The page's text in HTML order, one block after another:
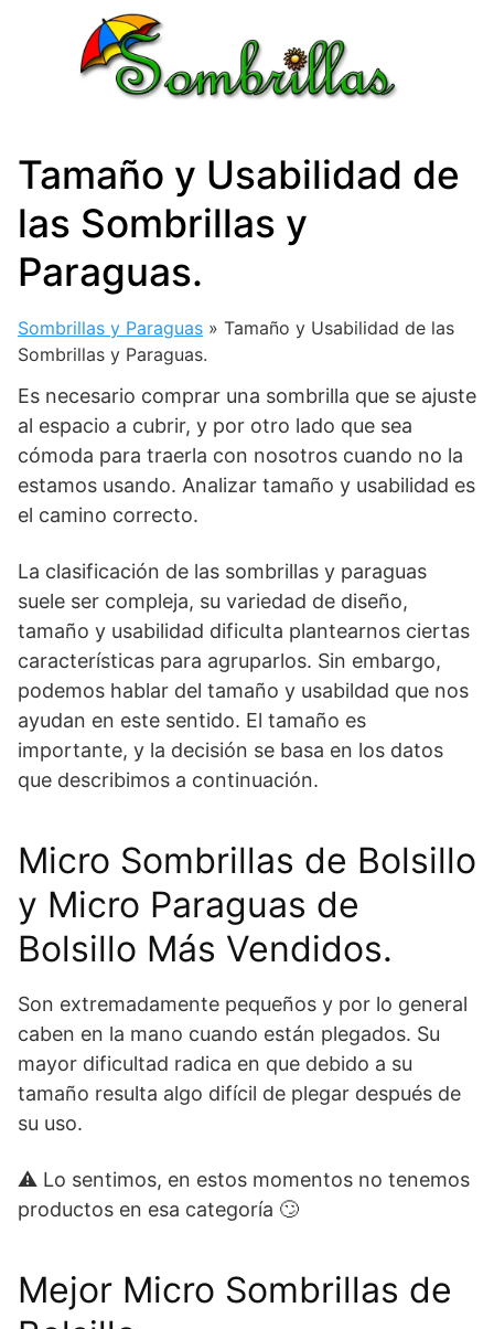
contenido
Tamaño y Usabilidad de
las Sombrillas y
Paraguas.
Sombrillas y Paraguas » Tamaño y Usabilidad de las
Sombrillas y Paraguas.
Es necesario comprar una sombrilla que se ajuste
al espacio a cubrir, y por otro lado que sea
cómoda para traerla con nosotros cuando no la
estamos usando. Analizar tamaño y usabilidad es
el camino correcto.
La clasificación de las sombrillas y paraguas
suele ser compleja, su variedad de diseño,
tamaño y usabilidad dificulta plantearnos ciertas
características para agruparlos. Sin embargo,
podemos hablar del tamaño y usabildad que nos
ayudan en este sentido. El tamaño es
importante, y la decisión se basa en los datos
que describimos a continuación.
Micro Sombrillas de Bolsillo
y Micro Paraguas de
Bolsillo Más Vendidos.
Son extremadamente pequeños y por lo general
caben en la mano cuando están plegados. Su
mayor dificultad radica en que debido a su
tamaño resulta algo difícil de plegar después de
su uso.
⚠ Lo sentimos, en estos momentos no tenemos
productos en esa categoría 🙄
Mejor Micro Sombrillas de